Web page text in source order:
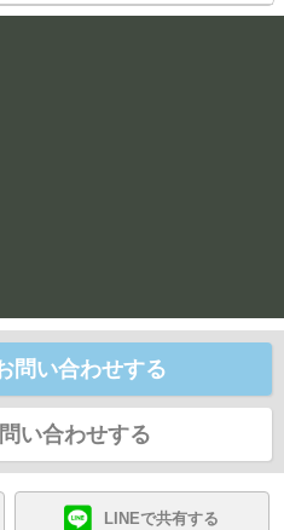
問い合わせする
い合わせする
LINEで共有する